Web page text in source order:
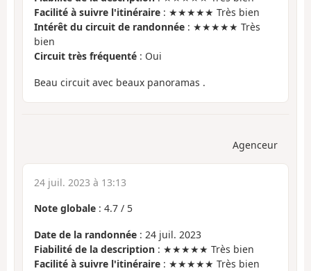
Facilité à suivre l'itinéraire : ★★★★★ Très bien
Intérêt du circuit de randonnée : ★★★★★ Très
bien
Circuit très fréquenté : Oui
Beau circuit avec beaux panoramas .
Agenceur
24 juil. 2023 à 13:13
Note globale : 4.7 / 5
Date de la randonnée : 24 juil. 2023
Fiabilité de la description : ★★★★★ Très bien
Facilité à suivre l'itinéraire : ★★★★★ Très bien